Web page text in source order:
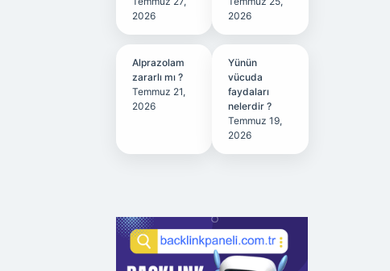
2026
2026
Alprazolam
zararlı mı ?
Temmuz 21,
2026
Yünün
vücuda
faydaları
nelerdir ?
Temmuz 19,
2026